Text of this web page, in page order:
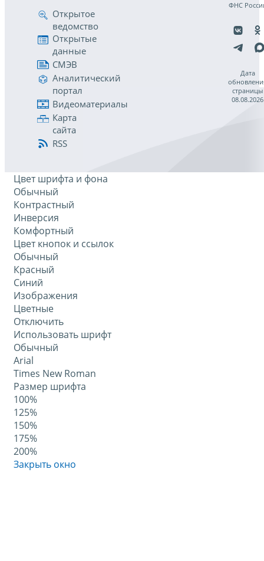
Открытое
ведомство
Открытые
данные
СМЭВ
Аналитический
портал
Видеоматериалы
Карта
сайта
RSS
ФНС
Дата
страницы
08.08.2026
Цвет шрифта и фона
Обычный
Контрастный
Инверсия
Комфортный
Цвет кнопок и ссылок
Обычный
Красный
Синий
Изображения
Цветные
Отключить
Использовать шрифт
Обычный
Arial
Times New Roman
Размер шрифта
100%
125%
150%
175%
200%
Закрыть окно